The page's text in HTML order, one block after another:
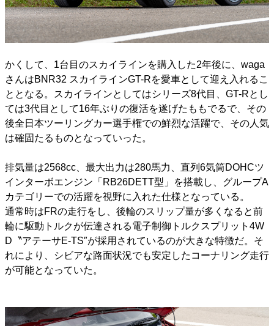
かくして、1台目のスカイラインを購入した2年後に、waga
さんはBNR32 スカイラインGT-Rを愛車として迎え入れるこ
ととなる。スカイラインとしてはシリーズ8代目、GT-Rとし
ては3代目として16年ぶりの復活を遂げたももでるで、その
後全日本ツーリングカー選手権での鮮烈な活躍で、その人気
は確固たるものとなっていった。
排気量は2568cc、最大出力は280馬力、直列6気筒DOHCツ
インターボエンジン「RB26DETT型」を搭載し、グループA
カテゴリーでの活躍を視野に入れた仕様となっている。
通常時はFRの走行をし、後輪のスリップ量が多くなると前
輪に駆動トルクが伝達される電子制御トルクスプリット4W
D〝アテーサE-TS″が採用されているのが大きな特徴だ。そ
れにより、シビアな路面状況でも安定したコーナリング走行
が可能となっていた。